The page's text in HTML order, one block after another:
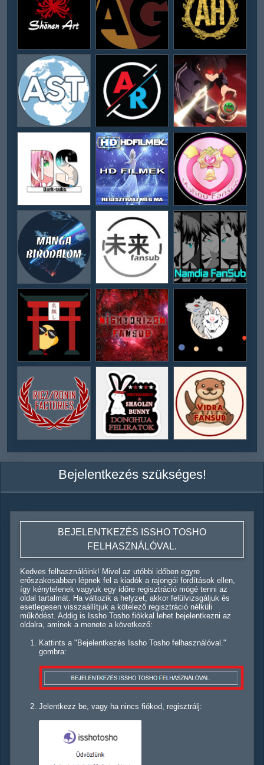
Bejelentkezés szükséges!
BEJELENTKEZÉS ISSHO TOSHO
FELHASZNÁLÓVAL.
Kedves felhasználóink! Mivel az utóbbi időben egyre
erőszakosabban lépnek fel a kiadók a rajongói fordítások ellen,
így kénytelenek vagyuk egy időre regisztráció mögé tenni az
oldal tartalmát. Ha változik a helyzet, akkor felülvizsgáljuk és
esetlegesen visszaállítjuk a kötelező regisztráció nélküli
működést. Addig is Issho Tosho fiókkal lehet bejelentkezni az
oldalra, aminek a menete a következő:
Kattints a "Bejelentkezés Issho Tosho felhasználóval."
gombra:
Jelentkezz be, vagy ha nincs fiókod, regisztrálj: